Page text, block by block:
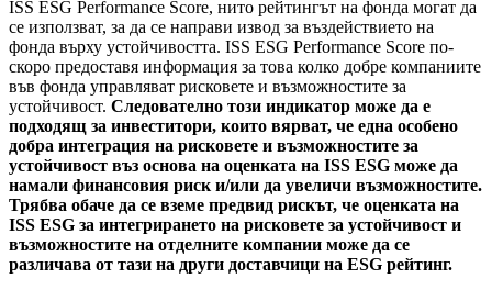
ISS ESG Performance Score, нито рейтингът на фонда могат да
се използват, за да се направи извод за въздействието на
фонда върху устойчивостта. ISS ESG Performance Score по-
скоро предоставя информация за това колко добре компаниите
във фонда управляват рисковете и възможностите за
устойчивост. Следователно този индикатор може да е
подходящ за инвеститори, които вярват, че една особено
добра интеграция на рисковете и възможностите за
устойчивост въз основа на оценката на ISS ESG може да
намали финансовия риск и/или да увеличи възможностите.
Трябва обаче да се вземе предвид рискът, че оценката на
ISS ESG за интегрирането на рисковете за устойчивост и
възможностите на отделните компании може да се
различава от тази на други доставчици на ESG рейтинг.